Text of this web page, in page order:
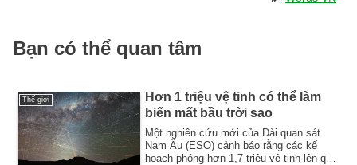
Bạn có thể quan tâm
Thế giới
Hơn 1 triệu vệ tinh có thể làm
biến mất bầu trời sao
Một nghiên cứu mới của Đài quan sát
Nam Âu (ESO) cảnh báo rằng các kế
hoạch phóng hơn 1,7 triệu vệ tinh lên quỹ